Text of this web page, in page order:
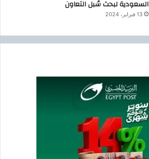
السعودية لبحث سُبل التعاون
13 فبراير، 2024